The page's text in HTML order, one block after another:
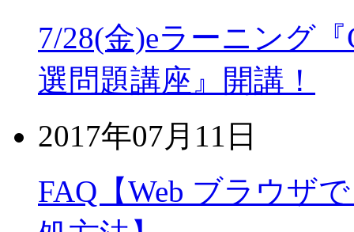
7/28(金)eラーニング
選問題講座』開講！
2017年07月11日
FAQ【Web ブラウザ